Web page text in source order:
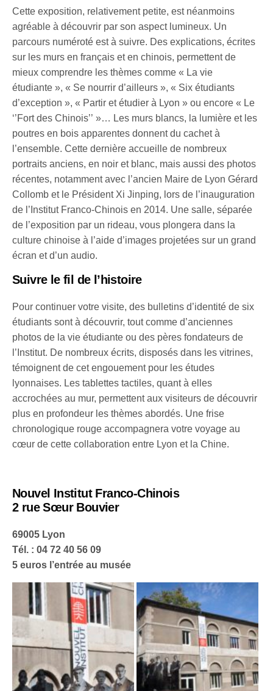
Cette exposition, relativement petite, est néanmoins
agréable à découvrir par son aspect lumineux. Un
parcours numéroté est à suivre. Des explications, écrites
sur les murs en français et en chinois, permettent de
mieux comprendre les thèmes comme « La vie
étudiante », « Se nourrir d’ailleurs », « Six étudiants
d’exception », « Partir et étudier à Lyon » ou encore « Le
‘’Fort des Chinois’’ »… Les murs blancs, la lumière et les
poutres en bois apparentes donnent du cachet à
l’ensemble. Cette dernière accueille de nombreux
portraits anciens, en noir et blanc, mais aussi des photos
récentes, notamment avec l’ancien Maire de Lyon Gérard
Collomb et le Président Xi Jinping, lors de l’inauguration
de l’Institut Franco-Chinois en 2014. Une salle, séparée
de l’exposition par un rideau, vous plongera dans la
culture chinoise à l’aide d’images projetées sur un grand
écran et d’un audio.
Suivre le fil de l’histoire
Pour continuer votre visite, des bulletins d’identité de six
étudiants sont à découvrir, tout comme d’anciennes
photos de la vie étudiante ou des pères fondateurs de
l’Institut. De nombreux écrits, disposés dans les vitrines,
témoignent de cet engouement pour les études
lyonnaises. Les tablettes tactiles, quant à elles
accrochées au mur, permettent aux visiteurs de découvrir
plus en profondeur les thèmes abordés. Une frise
chronologique rouge accompagnera votre voyage au
cœur de cette collaboration entre Lyon et la Chine.
Nouvel Institut Franco-Chinois
2 rue Sœur Bouvier
69005 Lyon
Tél. : 04 72 40 56 09
5 euros l’entrée au musée